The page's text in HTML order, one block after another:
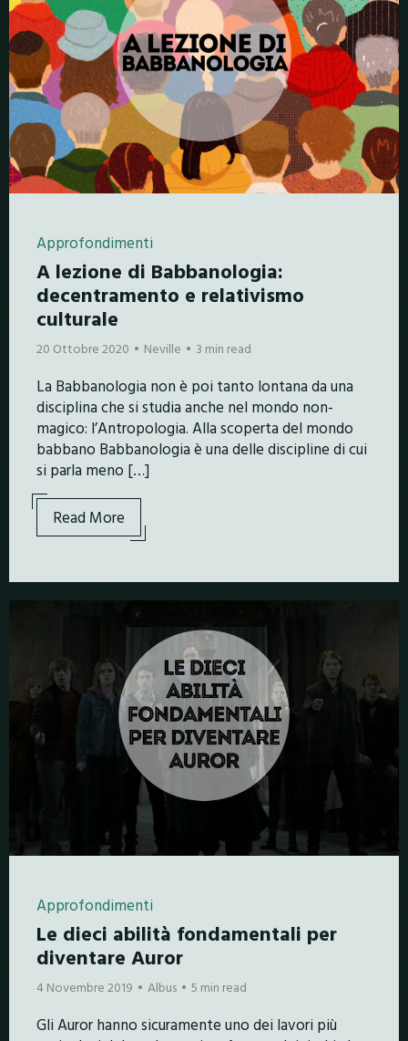
Approfondimenti
A lezione di Babbanologia:
decentramento e relativismo
culturale
20 Ottobre 2020 Neville 3 min read
La Babbanologia non è poi tanto lontana da una
disciplina che si studia anche nel mondo non-
magico: l’Antropologia. Alla scoperta del mondo
babbano Babbanologia è una delle discipline di cui
si parla meno […]
Read More
Approfondimenti
Le dieci abilità fondamentali per
diventare Auror
4 Novembre 2019 Albus 5 min read
Gli Auror hanno sicuramente uno dei lavori più